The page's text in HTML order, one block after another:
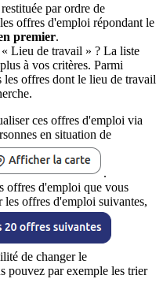
par ordre de
offres d'emploi répondant le
premier.
Lieu de travail » ? La liste
à vos critères. Parmi
les offres dont le lieu de travail
ces offres d'emploi via
en situation de
.
offres d'emploi que vous
offres d'emploi suivantes,
de changer le
pouvez par exemple les trier